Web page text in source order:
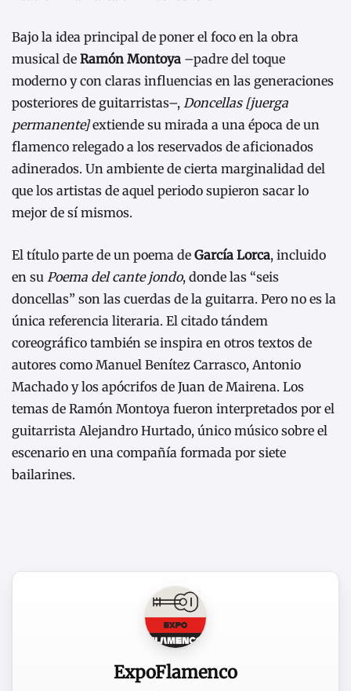
Bajo la idea principal de poner el foco en la obra
musical de Ramón Montoya –padre del toque
moderno y con claras influencias en las generaciones
posteriores de guitarristas–, Doncellas [juerga
permanente]extiende su mirada a una época de un
flamenco relegado a los reservados de aficionados
adinerados. Un ambiente de cierta marginalidad del
que los artistas de aquel periodo supieron sacar lo
mejor de sí mismos.
El título parte de un poema de García Lorca, incluido
en su Poema del cante jondo, donde las “seis
doncellas” son las cuerdas de la guitarra. Pero no es la
única referencia literaria. El citado tándem
coreográfico también se inspira en otros textos de
autores como Manuel Benítez Carrasco, Antonio
Machado y los apócrifos de Juan de Mairena. Los
temas de Ramón Montoya fueron interpretados por el
guitarrista Alejandro Hurtado, único músico sobre el
escenario en una compañía formada por siete
bailarines.
ExpoFlamenco